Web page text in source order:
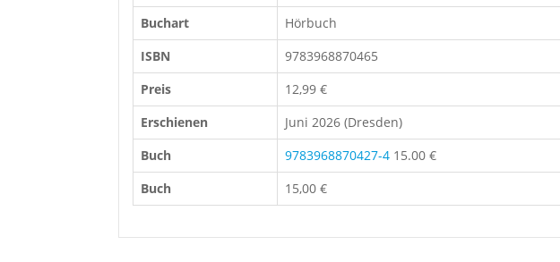
Buchart
Hörbuch
ISBN
9783968870465
Preis
12,99 €
Erschienen
Juni 2026 (Dresden)
Buch
9783968870427-4 15.00 €
Buch
15,00 €